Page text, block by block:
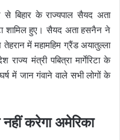
बिहार के राज्यपाल सैयद अता
शामिल हुए। सैयद अता हसनैन ने
में महामहिम ग्रैंड अयातुल्ला
मंत्री पबित्रा मार्गेरिटा के
में जान गंवाने वाले सभी लोगों के
करेगा अमेरिका